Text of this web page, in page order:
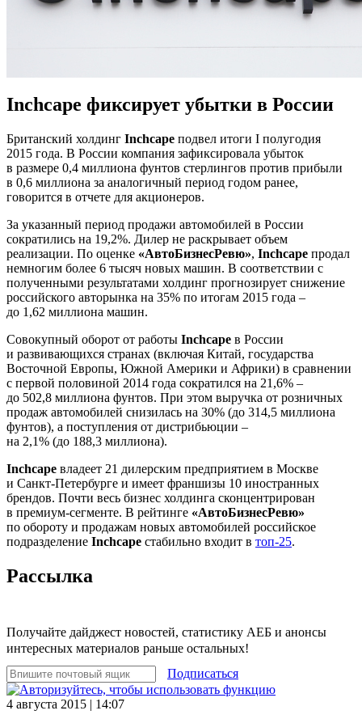
Inchcape фиксирует убытки в России
Британский холдинг Inchcape подвел итоги I полугодия
2015 года. В России компания зафиксировала убыток
в размере 0,4 миллиона фунтов стерлингов против прибыли
в 0,6 миллиона за аналогичный период годом ранее,
говорится в отчете для акционеров.
За указанный период продажи автомобилей в России
сократились на 19,2%. Дилер не раскрывает объем
реализации. По оценке «АвтоБизнесРевю», Inchcape продал
немногим более 6 тысяч новых машин. В соответствии с
полученными результатами холдинг прогнозирует снижение
российского авторынка на 35% по итогам 2015 года –
до 1,62 миллиона машин.
Совокупный оборот от работы Inchcape в России
и развивающихся странах (включая Китай, государства
Восточной Европы, Южной Америки и Африки) в сравнении
с первой половиной 2014 года сократился на 21,6% –
до 502,8 миллиона фунтов. При этом выручка от розничных
продаж автомобилей снизилась на 30% (до 314,5 миллиона
фунтов), а поступления от дистрибьюции –
на 2,1% (до 188,3 миллиона).
Inchcape владеет 21 дилерским предприятием в Москве
и Санкт-Петербурге и имеет франшизы 10 иностранных
брендов. Почти весь бизнес холдинга сконцентрирован
в премиум-сегменте. В рейтинге «АвтоБизнесРевю»
по обороту и продажам новых автомобилей российское
подразделение Inchcape стабильно входит в топ-25.
Рассылка
Получайте дайджест новостей, статистику АЕБ и анонсы
интересных материалов раньше остальных!
Подписаться
4 августа 2015 | 14:07